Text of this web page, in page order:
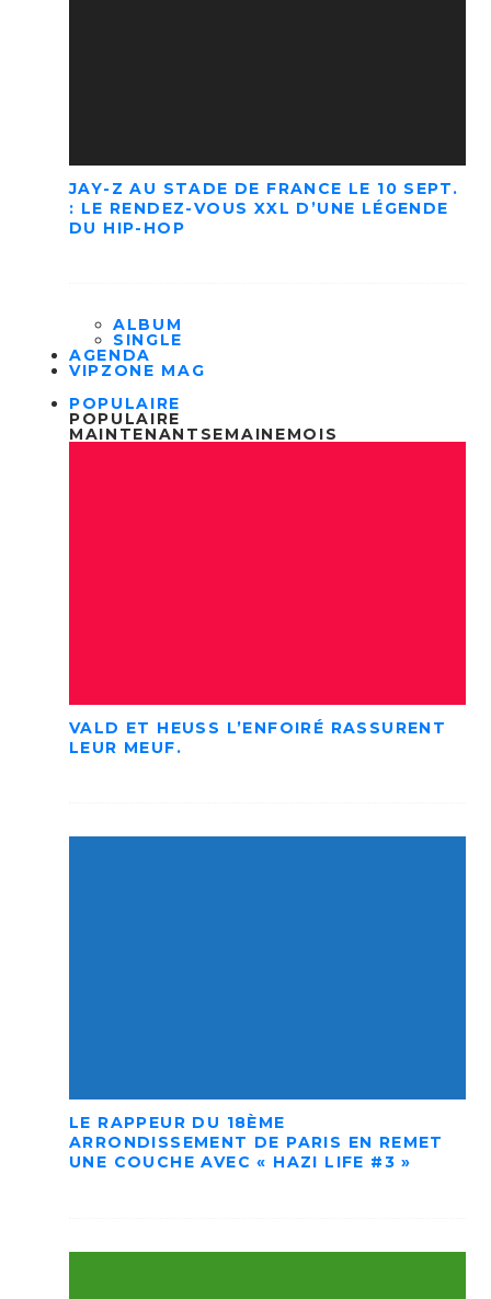
JAY-Z AU STADE DE FRANCE LE 10 SEPT.
: LE RENDEZ-VOUS XXL D’UNE LÉGENDE
DU HIP-HOP
ALBUM
SINGLE
AGENDA
VIPZONE MAG
POPULAIRE
POPULAIRE
MAINTENANT SEMAINEMOIS
VALD ET HEUSS L’ENFOIRÉ RASSURENT
LEUR MEUF.
LE RAPPEUR DU 18ÈME
ARRONDISSEMENT DE PARIS EN REMET
UNE COUCHE AVEC « HAZI LIFE #3 »